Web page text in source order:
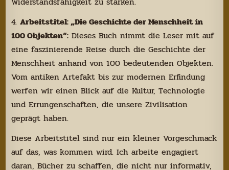
4.Arbeitstitel: „Die Geschichte der Menschheit in
100 Objekten“: Dieses Buch nimmt die Leser mit auf
eine faszinierende Reise durch die Geschichte der
Menschheit anhand von 100 bedeutenden Objekten.
Vom antiken Artefakt bis zur modernen Erfindung
werfen wir einen Blick auf die Kultur, Technologie
und Errungenschaften, die unsere Zivilisation
geprägt haben.
Diese Arbeitstitel sind nur ein kleiner Vorgeschmack
auf das, was kommen wird. Ich arbeite engagiert
daran, Bücher zu schaffen, die nicht nur informativ,